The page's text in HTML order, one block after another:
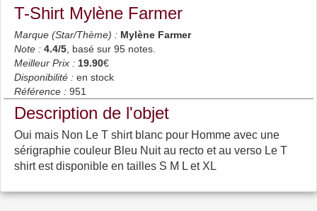
T-Shirt Mylène Farmer
Marque (Star/Thème) : Mylène Farmer
Note : 4.4/5 , basé sur 95 notes.
Meilleur Prix : 19.90€
Disponibilité : en stock
Référence : 951
Description de l'objet
Oui mais Non Le T shirt blanc pour Homme avec une
sérigraphie couleur Bleu Nuit au recto et au verso Le T
shirt est disponible en tailles S M L et XL